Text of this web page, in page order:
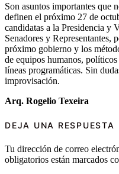
Son asuntos importantes que
definen el próximo 27 de
candidatas a la Presidencia y
Senadores y Representantes,
próximo gobierno y los
de equipos humanos,
líneas programáticas. Sin
improvisación.
Arq. Rogelio Texeira
DEJA UNA RESPUESTA
Tu dirección de correo
obligatorios están marcados